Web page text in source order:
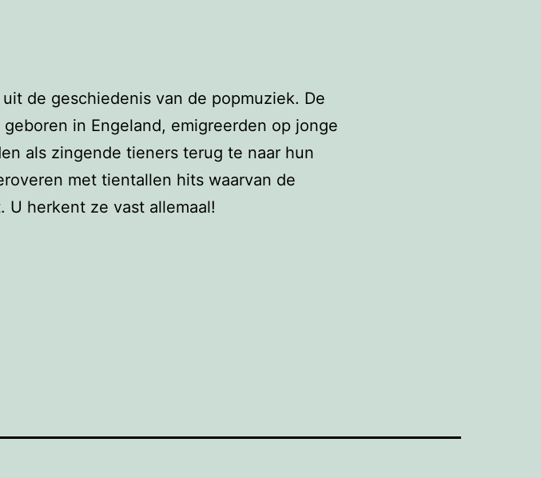
de geschiedenis van de popmuziek. De
in Engeland, emigreerden op jonge
als zingende tieners terug te naar hun
met tientallen hits waarvan de
herkent ze vast allemaal!